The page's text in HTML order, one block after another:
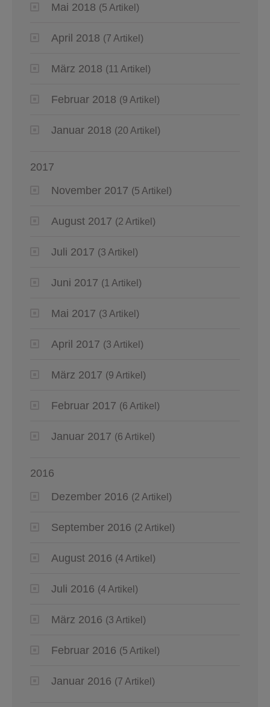
Mai 2018 (5 Artikel)
April 2018 (7 Artikel)
März 2018 (11 Artikel)
Februar 2018 (9 Artikel)
Januar 2018 (20 Artikel)
2017
November 2017 (5 Artikel)
August 2017 (2 Artikel)
Juli 2017 (3 Artikel)
Juni 2017 (1 Artikel)
Mai 2017 (3 Artikel)
April 2017 (3 Artikel)
März 2017 (9 Artikel)
Februar 2017 (6 Artikel)
Januar 2017 (6 Artikel)
2016
Dezember 2016 (2 Artikel)
September 2016 (2 Artikel)
August 2016 (4 Artikel)
Juli 2016 (4 Artikel)
März 2016 (3 Artikel)
Februar 2016 (5 Artikel)
Januar 2016 (7 Artikel)